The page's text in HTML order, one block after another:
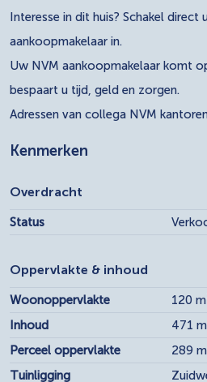
Interesse in dit huis? Schakel direct
aankoopmakelaar in.
Uw NVM aankoopmakelaar komt
bespaart u tijd, geld en zorgen.
Adressen van collega NVM
Kenmerken
Overdracht
Status
Oppervlakte & inhoud
Woonoppervlakte 120 m
Inhoud 471 m
Perceel oppervlakte 289 m
Tuinligging